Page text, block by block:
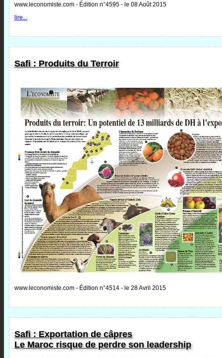
www.leconomiste.com - Édition n°4595 - le 08 Août 2015
lire...
Safi : Produits du Terroir
www.leconomiste.com - Édition n°4514 - le 28 Avril 2015
Safi : Exportation de câpres
Le Maroc risque de perdre son leadership